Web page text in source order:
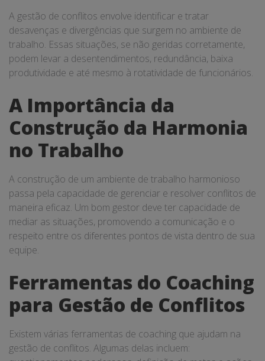
A gestão de conflitos envolve identificar e tratar
desavenças e divergências que surgem no ambiente de
trabalho. Essas situações, se não geridas corretamente,
podem levar a desentendimentos, redundância, baixa
produtividade e até mesmo à rotatividade de funcionários.
A Importância da
Construção da Harmonia
no Trabalho
A construção de um ambiente de trabalho harmonioso
passa pela capacidade de gerenciar e resolver conflitos de
maneira eficaz. Um bom gestor deve ter capacidade de
mediar as situações, promovendo a comunicação e o
respeito entre os diferentes pontos de vista dentro de sua
equipe.
Ferramentas do Coaching
para Gestão de Conflitos
Existem várias ferramentas de coaching que ajudam na
gestão de conflitos. Algumas delas incluem: